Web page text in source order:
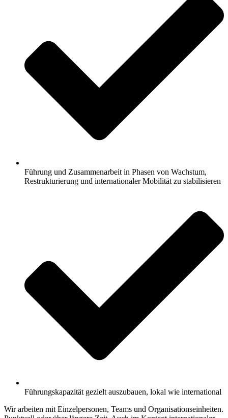
Führung und Zusammenarbeit in Phasen von Wachstum,
Restrukturierung und internationaler Mobilität zu stabilisieren
Führungskapazität gezielt auszubauen, lokal wie international
Wir arbeiten mit Einzelpersonen, Teams und Organisationseinheiten.